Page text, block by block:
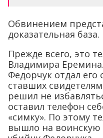
Обвинением
доказательная база.
Прежде всего, это
Владимира
Федорчук отдал его
ставших
решил не
оставил телефон
«симку». По этому
вышло на воинскую